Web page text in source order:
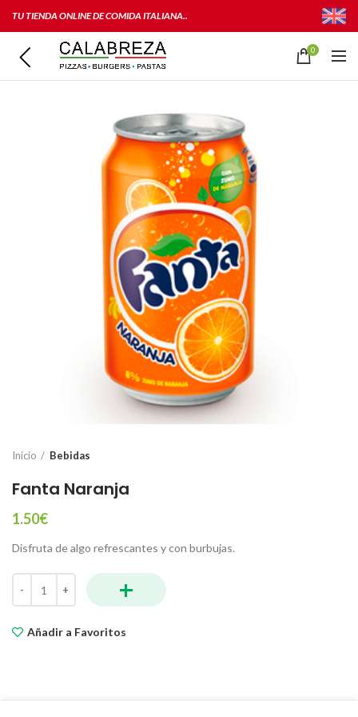
TU TIENDA ONLINE DE COMIDA ITALIANA..
0
Inicio Bebidas
Fanta Naranja
1.50€
Disfruta de algo refrescantes y con burbujas.
Fanta Naranja cantidad+
Añadir a Favoritos